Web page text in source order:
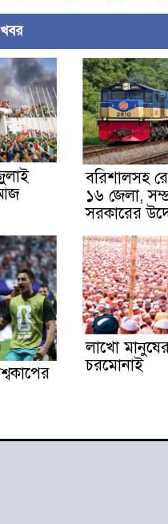
বরিশালসহ
১৬ জেলা,
সরকারের
লাখো
চরমোনাই